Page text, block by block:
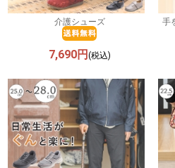
介護シューズ
7,690円(税込)
手